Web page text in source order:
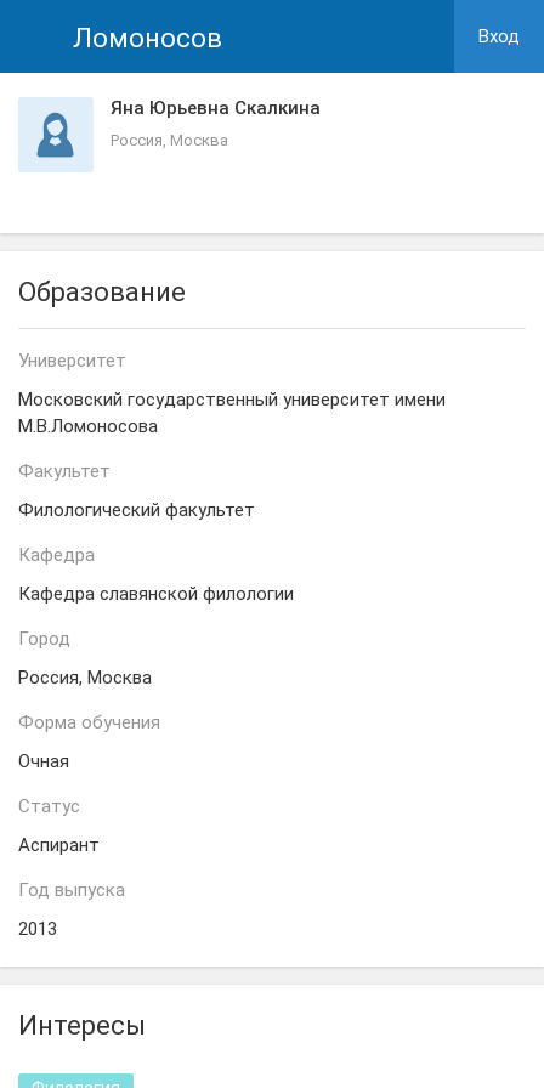
Ломоносов Вход
Яна Юрьевна Скалкина
Россия, Москва
Образование
Университет
Московский государственный университет имени
М.В.Ломоносова
Факультет
Филологический факультет
Кафедра
Кафедра славянской филологии
Город
Россия, Москва
Форма обучения
Очная
Статус
Аспирант
Год выпуска
2013
Интересы